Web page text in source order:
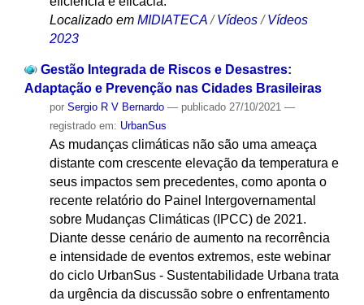
Localizado em MIDIATECA /Vídeos /Vídeos
2023
Gestão Integrada de Riscos e Desastres:
Adaptação e Prevenção nas Cidades Brasileiras
por Sergio R V Bernardo — publicado27/10/2021 —
registrado em: UrbanSus
As mudanças climáticas não são uma ameaça
distante com crescente elevação da temperatura e
seus impactos sem precedentes, como aponta o
recente relatório do Painel Intergovernamental
sobre Mudanças Climáticas (IPCC) de 2021.
Diante desse cenário de aumento na recorrência
e intensidade de eventos extremos, este webinar
do ciclo UrbanSus - Sustentabilidade Urbana trata
da urgência da discussão sobre o enfrentamento